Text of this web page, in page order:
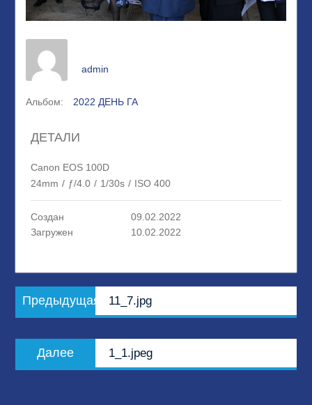
admin
Альбом: 2022 ДЕНЬ ГА
ДЕТАЛИ
Canon EOS 100D
24mm / ƒ/4.0 / 1/30s / ISO 400
Создан
09.02.2022
Загружен
10.02.2022
Навигация
по
Предыдущая
запись:
11_7.jpg
Далее
запись:
1_1.jpeg